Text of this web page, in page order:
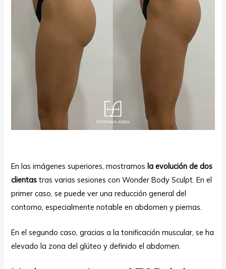
En las imágenes superiores, mostramos la evolución de dos
clientas tras varias sesiones con Wonder Body Sculpt. En el
primer caso, se puede ver una reducción general del
contorno, especialmente notable en abdomen y piernas.
En el segundo caso, gracias a la tonificación muscular, se ha
elevado la zona del glúteo y definido el abdomen.